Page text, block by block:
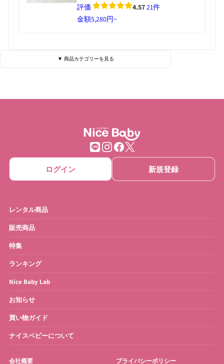
評価
4.5721件
金額5,280円~
▼ 商品カテゴリーを見る
抱っこひも
ベビーサークル
ベビーバス
お宮参り・お祝い衣装
ログイン 新規登録
レンタル商品
販売商品
特集
ランキング
Nice Baby Lab
お知らせ
買い物ガイド
ナイスベビーについて
会社概要 プライバシーポリシー